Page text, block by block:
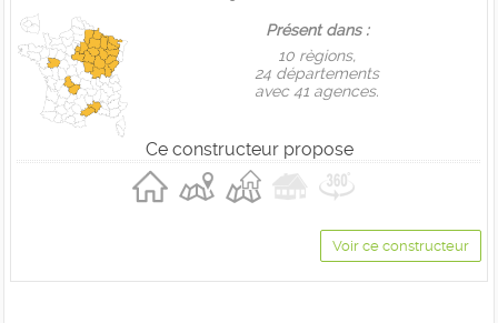
Présent dans :
10 règions,
24 départements
avec 41 agences.
Ce constructeur propose
Voir ce constructeur